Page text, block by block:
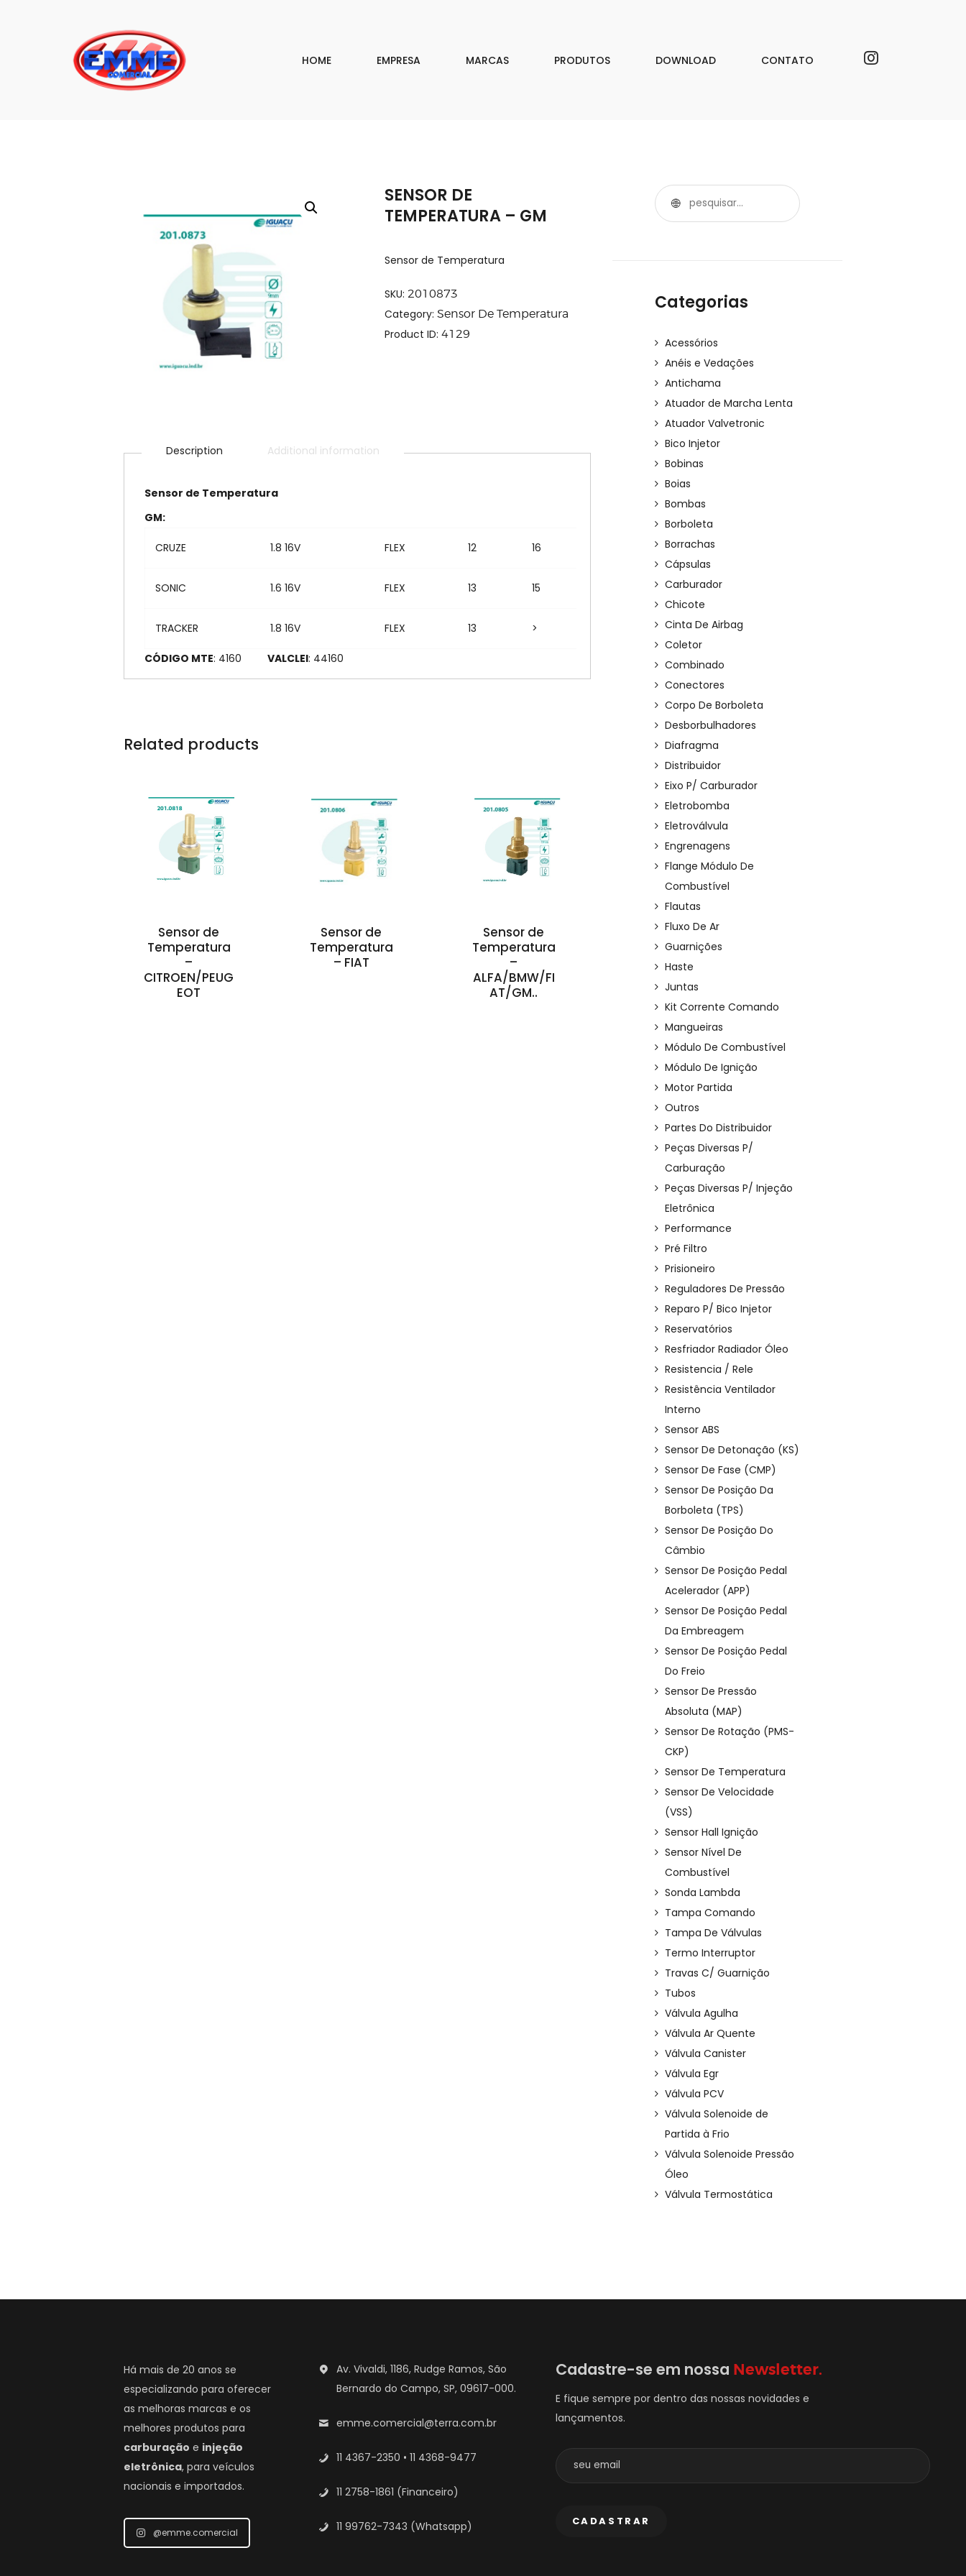
HOME EMPRESA MARCAS PRODUTOS DOWNLOAD CONTATO
PRODUTOS
SENSOR DE
TEMPERATURA – GM
Sensor de Temperatura
SKU: 2010873
Category: Sensor De Temperatura
Product ID: 4129
Description Additional information
Sensor de Temperatura
GM:
CRUZE 1.8 16V FLEX 12 16
SONIC 1.6 16V FLEX 13 15
TRACKER 1.8 16V FLEX 13 >
CÓDIGO MTE: 4160 VALCLEI: 44160
Related products
Sensor de
Temperatura
–
CITROEN/PEUG
EOT
Sensor de
Temperatura
– FIAT
Sensor de
Temperatura
–
ALFA/BMW/FI
AT/GM..
PESQUISAR
Categorias
Acessórios
Anéis e Vedações
Antichama
Atuador de Marcha Lenta
Atuador Valvetronic
Bico Injetor
Bobinas
Boias
Bombas
Borboleta
Borrachas
Cápsulas
Carburador
Chicote
Cinta De Airbag
Coletor
Combinado
Conectores
Corpo De Borboleta
Desborbulhadores
Diafragma
Distribuidor
Eixo P/ Carburador
Eletrobomba
Eletroválvula
Engrenagens
Flange Módulo De
Combustível
Flautas
Fluxo De Ar
Guarnições
Haste
Juntas
Kit Corrente Comando
Mangueiras
Módulo De Combustível
Módulo De Ignição
Motor Partida
Outros
Partes Do Distribuidor
Peças Diversas P/
Carburação
Peças Diversas P/ Injeção
Eletrônica
Performance
Pré Filtro
Prisioneiro
Reguladores De Pressão
Reparo P/ Bico Injetor
Reservatórios
Resfriador Radiador Óleo
Resistencia / Rele
Resistência Ventilador
Interno
Sensor ABS
Sensor De Detonação (KS)
Sensor De Fase (CMP)
Sensor De Posição Da
Borboleta (TPS)
Sensor De Posição Do
Câmbio
Sensor De Posição Pedal
Acelerador (APP)
Sensor De Posição Pedal
Da Embreagem
Sensor De Posição Pedal
Do Freio
Sensor De Pressão
Absoluta (MAP)
Sensor De Rotação (PMS-
CKP)
Sensor De Temperatura
Sensor De Velocidade
(VSS)
Sensor Hall Ignição
Sensor Nível De
Combustível
Sonda Lambda
Tampa Comando
Tampa De Válvulas
Termo Interruptor
Travas C/ Guarnição
Tubos
Válvula Agulha
Válvula Ar Quente
Válvula Canister
Válvula Egr
Válvula PCV
Válvula Solenoide de
Partida à Frio
Válvula Solenoide Pressão
Óleo
Válvula Termostática
Há mais de 20 anos se
especializando para oferecer
as melhoras marcas e os
melhores produtos para
carburação e injeção
eletrônica, para veículos
nacionais e importados.
@emme.comercial
Av. Vivaldi, 1186, Rudge Ramos, São
Bernardo do Campo, SP, 09617-000.
emme.comercial@terra.com.br
11 4367-2350 • 11 4368-9477
11 2758-1861 (Financeiro)
11 99762-7343 (Whatsapp)
Cadastre-se em nossa Newsletter.
E fique sempre por dentro das nossas novidades e
lançamentos.